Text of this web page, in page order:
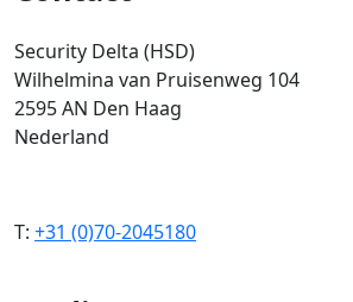
Security Delta (HSD)
Wilhelmina van Pruisenweg 104
2595 AN Den Haag
Nederland
T: +31 (0)70-2045180